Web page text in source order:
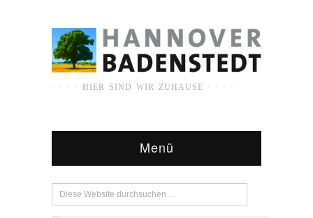
· · · · HIER SIND WIR ZUHAUSE · · · ·
Menü